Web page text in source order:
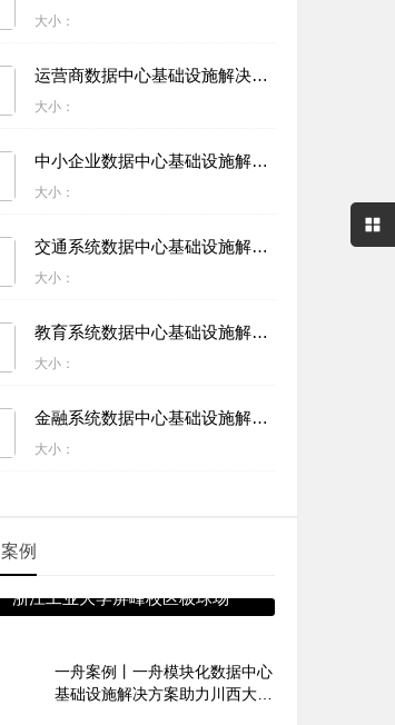
大小：
运营商数据中心基础设施解决方案
大小：
中小企业数据中心基础设施解决方案
大小：
交通系统数据中心基础设施解决方案
大小：
教育系统数据中心基础设施解决方案
大小：
金融系统数据中心基础设施解决方案
大小：
例
浙江工业大学屏峰校区板球场
一舟案例丨一舟模块化数据中心
基础设施解决方案助力川西大数